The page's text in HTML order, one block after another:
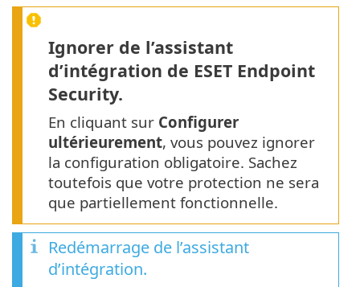
Ignorer de l’assistant
d’intégration de ESET Endpoint
Security.
En cliquant sur Configurer
ultérieurement, vous pouvez ignorer
la configuration obligatoire. Sachez
toutefois que votre protection ne sera
que partiellement fonctionnelle.
Redémarrage de l’assistant
d’intégration.